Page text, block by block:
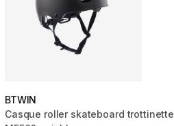
BTWIN
Casque roller skateboard trottinette